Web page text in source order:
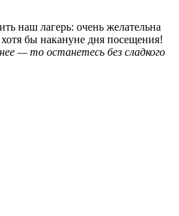
наш лагерь: очень желательна
хотя бы накануне дня посещения!
— то останетесь без сладкого